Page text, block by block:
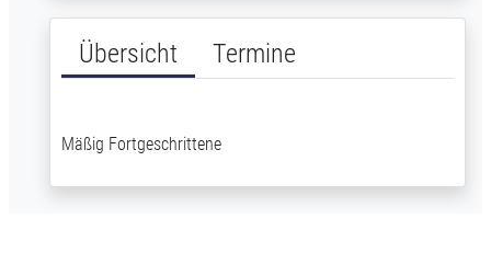
Übersicht Termine
Mäßig Fortgeschrittene